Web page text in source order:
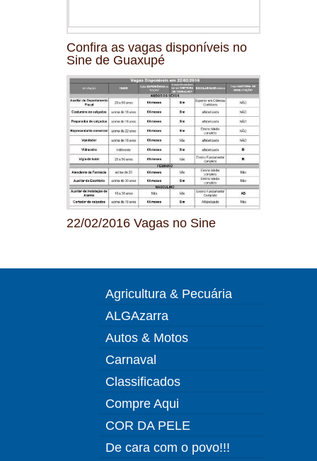
Confira as vagas disponíveis no
Sine de Guaxupé
22/02/2016 Vagas no Sine
Agricultura & Pecuária
ALGAzarra
Autos & Motos
Carnaval
Classificados
Compre Aqui
COR DA PELE
De cara com o povo!!!